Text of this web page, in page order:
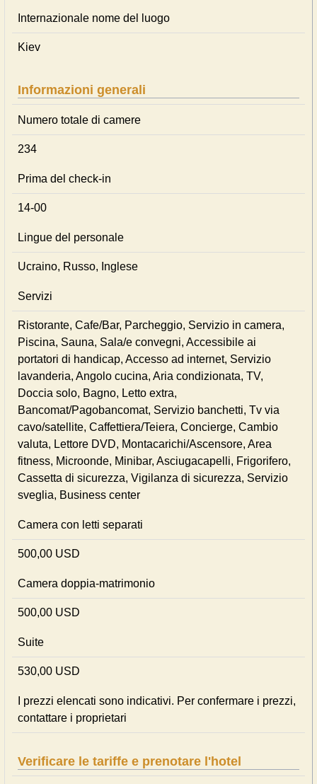
Internazionale nome del luogo
Kiev
Informazioni generali
Numero totale di camere
234
Prima del check-in
14-00
Lingue del personale
Ucraino, Russo, Inglese
Servizi
Ristorante, Cafe/Bar, Parcheggio, Servizio in camera,
Piscina, Sauna, Sala/e convegni, Accessibile ai
portatori di handicap, Accesso ad internet, Servizio
lavanderia, Angolo cucina, Aria condizionata, TV,
Doccia solo, Bagno, Letto extra,
Bancomat/Pagobancomat, Servizio banchetti, Tv via
cavo/satellite, Caffettiera/Teiera, Concierge, Cambio
valuta, Lettore DVD, Montacarichi/Ascensore, Area
fitness, Microonde, Minibar, Asciugacapelli, Frigorifero,
Cassetta di sicurezza, Vigilanza di sicurezza, Servizio
sveglia, Business center
Camera con letti separati
500,00 USD
Camera doppia-matrimonio
500,00 USD
Suite
530,00 USD
I prezzi elencati sono indicativi. Per confermare i prezzi,
contattare i proprietari
Verificare le tariffe e prenotare l'hotel